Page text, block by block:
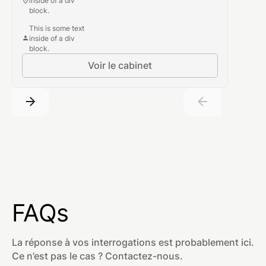
block.
This is some text
inside of a div
block.
Voir le cabinet
FAQs
La réponse à vos interrogations est probablement ici.
Ce n’est pas le cas ? Contactez-nous.